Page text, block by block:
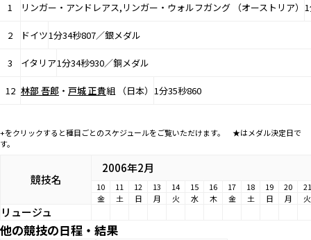
1 リンガー・アンドレアス,リンガー・ウォルフガング （オーストリア）
2 ドイツ1分34秒807／銀メダル
3 イタリア1分34秒930／銅メダル
12 林部 吾郎 ・ 戸城 正貴組 （日本） 1分35秒860
+をクリックすると種目ごとのスケジュールをご覧いただけます。 ★はメダル決定日で
す。
競技名
2006年2月
10 11 12 13 14 15 16 17 18 19 20
21
金
土 日 月 火 水 木 金 土 日 月 火
リュージュ
他の競技の日程・結果